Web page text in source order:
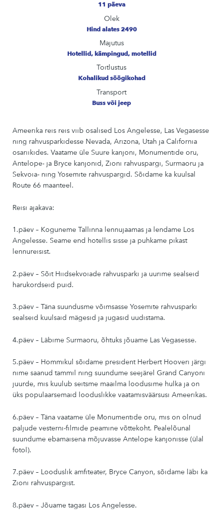
11 päeva
Olek
Hind alates 2490
Majutus
Hotellid, kämpingud, motellid
Toitlustus
Kohalikud söögikohad
Transport
Buss või jeep
Ameerika reis reis viib osalised Los Angelesse, Las Vegasesse
ning rahvusparkidesse Nevada, Arizona, Utah ja California
osariikides. Vaatame üle Suure kanjoni, Monumentide oru,
Antelope- ja Bryce kanjonid, Zioni rahvuspargi, Surmaoru ja
Sekvoia- ning Yosemite rahvuspargid. Sõidame ka kuulsal
Route 66 maanteel.
Reisi ajakava:
1.päev – Koguneme Tallinna lennujaamas ja lendame Los
Angelesse. Seame end hotellis sisse ja puhkame pikast
lennureisist.
2.päev – Sõit Hiidsekvoiade rahvusparki ja uurime sealseid
harukordseid puid.
3.päev – Täna suundusme võimsasse Yosemite rahvusparki
sealseid kuulsaid mägesid ja jugasid uudistama.
4.päev – Läbime Surmaoru, õhtuks jõuame Las Vegasesse.
5.päev – Hommikul sõidame president Herbert Hooveri järgi
nime saanud tammil ning suundume seejärel Grand Canyoni
juurde, mis kuulub seitsme maailma loodusime hulka ja on
üks populaarsemaid looduslikke vaatamisväärsusi Ameerikas.
6.päev – Täna vaatame üle Monumentide oru, mis on olnud
paljude vesterni-filmide peamine võttekoht. Pealelõunal
suundume ebamaisena mõjuvasse Antelope kanjonisse (ülal
fotol).
7.päev – Looduslik amfiteater, Bryce Canyon, sõidame läbi ka
Zioni rahvuspargist.
8.päev – Jõuame tagasi Los Angelesse.